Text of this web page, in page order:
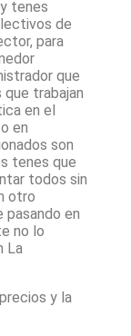
tenes
de
para
que
que trabajan
en el
en
son
tenes que
todos sin
otro
pasando en
no lo
La
y la